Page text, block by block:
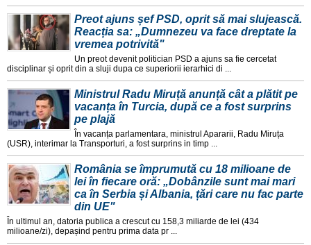
Preot ajuns șef PSD, oprit să mai slujească.
Reacția sa: „Dumnezeu va face dreptate la
vremea potrivită"
Un preot devenit politician PSD a ajuns sa fie cercetat
disciplinar și oprit din a sluji dupa ce superiorii ierarhici di ...
Ministrul Radu Miruță anunță cât a plătit pe
vacanța în Turcia, după ce a fost surprins
pe plajă
În vacanța parlamentara, ministrul Apararii, Radu Miruța
(USR), interimar la Transporturi, a fost surprins in timp ...
România se împrumută cu 18 milioane de
lei în fiecare oră: „Dobânzile sunt mai mari
ca în Serbia și Albania, țări care nu fac parte
din UE"
În ultimul an, datoria publica a crescut cu 158,3 miliarde de lei (434
milioane/zi), depașind pentru prima data pr ...